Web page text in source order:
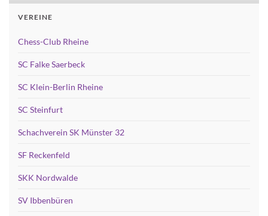
VEREINE
Chess-Club Rheine
SC Falke Saerbeck
SC Klein-Berlin Rheine
SC Steinfurt
Schachverein SK Münster 32
SF Reckenfeld
SKK Nordwalde
SV Ibbenbüren